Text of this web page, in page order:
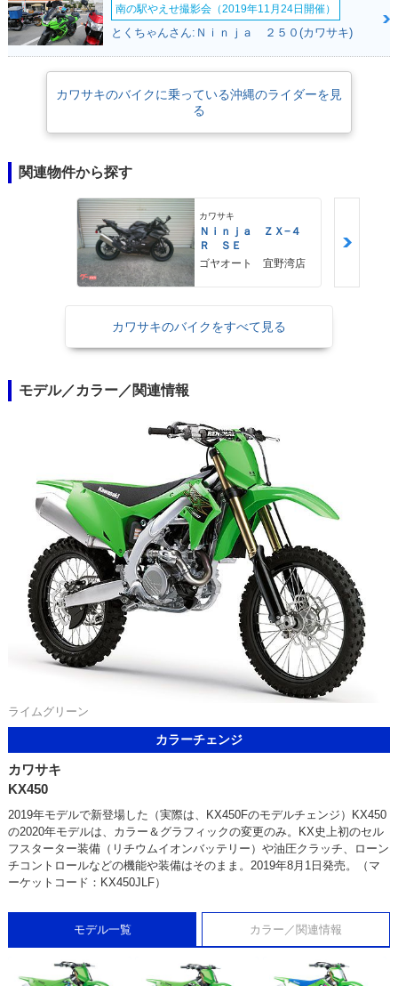
南の駅やえせ撮影会（2019年11月24日開催）
とくちゃんさん:Ｎｉｎｊａ ２５０(カワサキ)
カワサキのバイクに乗っている沖縄のライダーを見
る
関連物件から探す
カワサキ
Ｎｉｎｊａ ＺＸ−４
Ｒ ＳＥ
ゴヤオート 宜野湾店
カワサキのバイクをすべて見る
モデル／カラー／関連情報
ライムグリーン
カラーチェンジ
カワサキ
KX450
2019年モデルで新登場した（実際は、KX450Fのモデルチェンジ）KX450
の2020年モデルは、カラー＆グラフィックの変更のみ。KX史上初のセル
フスターター装備（リチウムイオンバッテリー）や油圧クラッチ、ローン
チコントロールなどの機能や装備はそのまま。2019年8月1日発売。（マ
ーケットコード：KX450JLF）
モデル一覧 カラー／関連情報